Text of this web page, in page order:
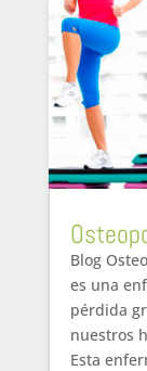
Blog
es una
pérdida
nuestros
Esta